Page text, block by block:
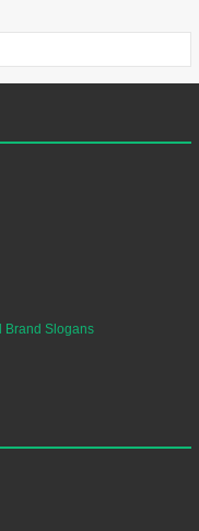
Brand Slogans